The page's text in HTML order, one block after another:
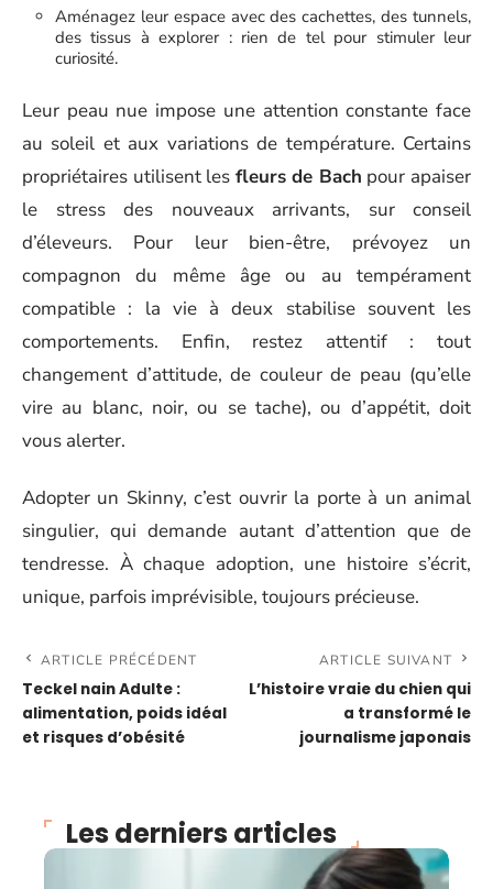
Aménagez leur espace avec des cachettes, des tunnels,
des tissus à explorer : rien de tel pour stimuler leur
curiosité.
Leur peau nue impose une attention constante face
au soleil et aux variations de température. Certains
propriétaires utilisent les fleurs de Bach pour apaiser
le stress des nouveaux arrivants, sur conseil
d’éleveurs. Pour leur bien-être, prévoyez un
compagnon du même âge ou au tempérament
compatible : la vie à deux stabilise souvent les
comportements. Enfin, restez attentif : tout
changement d’attitude, de couleur de peau (qu’elle
vire au blanc, noir, ou se tache), ou d’appétit, doit
vous alerter.
Adopter un Skinny, c’est ouvrir la porte à un animal
singulier, qui demande autant d’attention que de
tendresse. À chaque adoption, une histoire s’écrit,
unique, parfois imprévisible, toujours précieuse.
ARTICLE PRÉCÉDENT
Teckel nain Adulte :
alimentation, poids idéal
et risques d’obésité
ARTICLE SUIVANT
L’histoire vraie du chien qui
a transformé le
journalisme japonais
Les derniers articles